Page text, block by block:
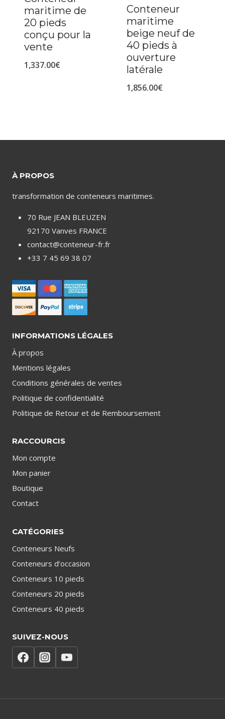
maritime de
20 pieds
conçu pour la
vente
1,337.00€
Conteneur
maritime
beige neuf de
40 pieds à
ouverture
latérale
1,856.00€
À PROPOS
transformation de conteneurs maritimes.
70 Rue JEAN BLEUZEN
92170 Vanves FRANCE
contact@conteneur-fr.fr
+33 7 45 69 38 07
INFORMATIONS LÉGALES
À propos
Mentions légales
Conditions générales de ventes
Politique de confidentialité
Politique de Retour et de Remboursement
RACCOURCIS
Mon compte
Mon panier
Boutique
Contact
CATÉGORIES
Conteneurs Neufs
Conteneurs d’occasion
Conteneurs 10 pieds
Conteneurs 20 pieds
Conteneurs 40 pieds
SUIVEZ-NOUS